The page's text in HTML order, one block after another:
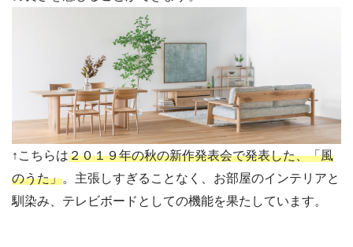
↑こちらは２０１９年の秋の新作発表会で発表した、「風
のうた」。主張しすぎることなく、お部屋のインテリアと
馴染み、テレビボードとしての機能を果たしています。